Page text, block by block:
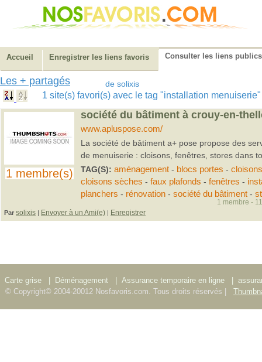
Accueil Enregistrer les liens favoris Consulter les liens publics
Les + partagés de solixis
1 site(s) favori(s) avec le tag "installation
1 membre(s)
société du bâtiment à crouy-en-
www.apluspose.com/
La société de bâtiment a+ pose propose des
de menuiserie : cloisons, fenêtres, stores dans
TAG(S): aménagement- blocs portes - cloisons
cloisons sèches - faux plafonds - fenêtres -
planchers - rénovation- société du bâtiment-
Par solixis | Envoyer à un Ami(e) | Enregistrer
1 membre -
Carte grise Déménagement Assurance temporaire en ligne
© Copyright© 2004-20012 Nosfavoris.com. Tous droits réservés |